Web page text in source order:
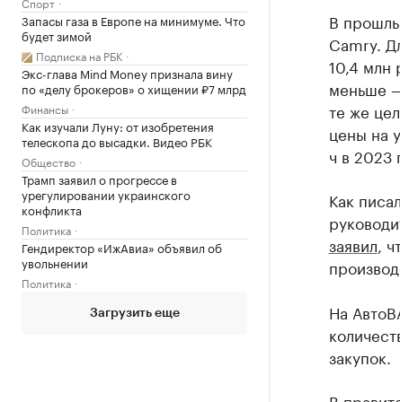
Запасы газа в Европе на минимуме. Что
будет зимой
Подписка на РБК
Экс-глава Mind Money признала вину
по «делу брокеров» о хищении ₽7 млрд
Финансы
Как изучали Луну: от изобретения
телескопа до высадки. Видео РБК
Общество
Трамп заявил о прогрессе в
урегулировании украинского
конфликта
Политика
Гендиректор «ИжАвиа» объявил об
увольнении
Политика
Загрузить еще
В
Camry.
10,4 млн
меньше
те же
цены на
ч в 2023
Как
заявил ,
На
закупок.